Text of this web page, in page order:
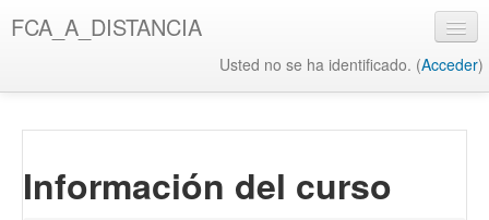
al
FCA_A_DISTANCIA
Usted no se ha identificado. (Acceder)
Biblioteca UAQ
Información del curso